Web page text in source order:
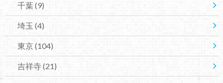
千葉(9)
埼玉 (4)
東京(104)
吉祥寺(21)